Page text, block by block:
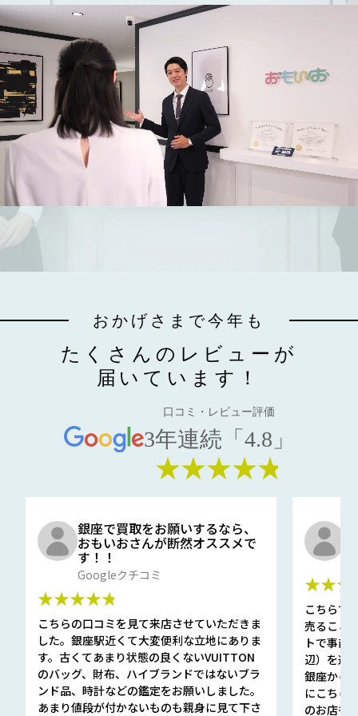
おかげさまで今年も
たくさんのレビューが
届いています！
口コミ・レビュー評価
3年連続「4.8」
★★★★★
銀座で買取をお願いするなら、
おもいおさんが断然オススメで
す！！
Googleクチコミ
★★★★★
こちらの口コミを見て来店させていただきま
した。銀座駅近くて大変便利な立地にありま
す。古くてあまり状態の良くないVUITTON
のバッグ、財布、ハイブランドではないブラ
ンド品、時計などの鑑定をお願いしました。
あまり値段が付かないものも親身に見て下さ
こちらで
売ること
トで事前
辺）を選
銀座から
にこちら
のお店も